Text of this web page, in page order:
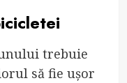
trebuie
să fie ușor